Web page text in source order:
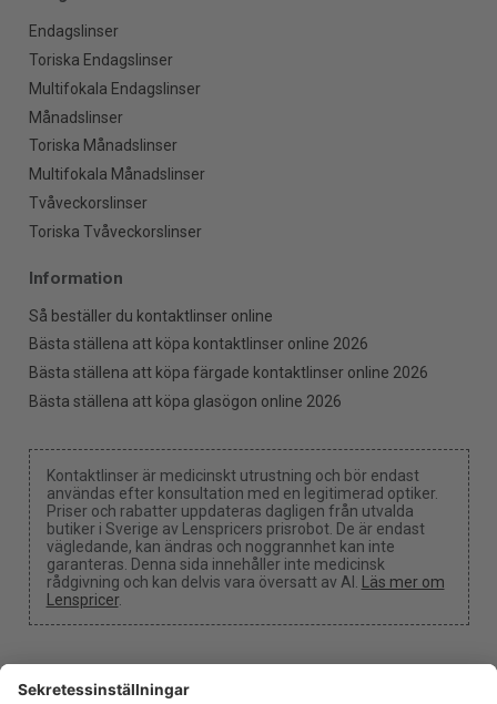
Endagslinser
Toriska Endagslinser
Multifokala Endagslinser
Månadslinser
Toriska Månadslinser
Multifokala Månadslinser
Tvåveckorslinser
Toriska Tvåveckorslinser
Information
Så beställer du kontaktlinser online
Bästa ställena att köpa kontaktlinser online 2026
Bästa ställena att köpa färgade kontaktlinser online 2026
Bästa ställena att köpa glasögon online 2026
Kontaktlinser är medicinskt utrustning och bör endast
användas efter konsultation med en legitimerad optiker.
Priser och rabatter uppdateras dagligen från utvalda
butiker i Sverige av Lenspricers prisrobot. De är endast
vägledande, kan ändras och noggrannhet kan inte
garanteras. Denna sida innehåller inte medicinsk
rådgivning och kan delvis vara översatt av AI.
Läs mer om
Lenspricer.